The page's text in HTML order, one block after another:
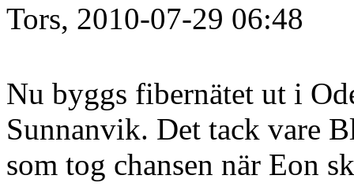
Tors, 2010-07-29 06:48
Nu byggs fibernätet ut i
Sunnanvik. Det tack vare
som tog chansen när Eon